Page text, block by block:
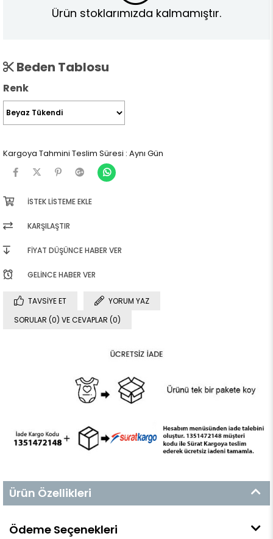
Ürün stoklarımızda kalmamıştır.
Beden Tablosu
Renk
Kargoya Tahmini Teslim Süresi : Aynı Gün
İSTEK LISTEME EKLE
KARŞILAŞTIR
FIYAT DÜŞÜNCE HABER VER
GELINCE HABER VER
TAVSIYE ET
YORUM YAZ
SORULAR (0) VE CEVAPLAR (0)
Ürün Özellikleri
Ödeme Seçenekleri